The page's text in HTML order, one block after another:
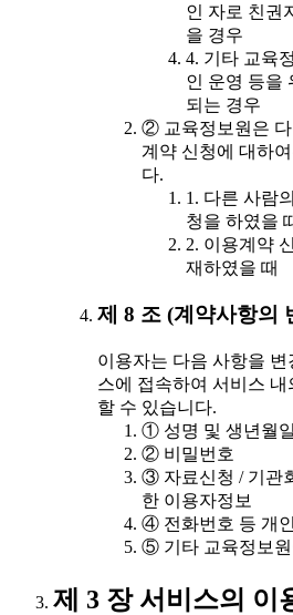
인 자로 친권
을 경우
4. 기타 교육
인 운영 등을
되는 경우
② 교육정보원은 다
계약 신청에 대하
다.
1. 다른 사람
청을 하였을
2. 이용계약
재하였을 때
제 8 조 (계약사항의
이용자는 다음 사항을 변
스에 접속하여 서비스
할 수 있습니다.
① 성명 및 생년월
② 비밀번호
③ 자료신청 / 기관
한 이용자정보
④ 전화번호 등 개
⑤ 기타 교육정보
제 3 장 서비스의 이